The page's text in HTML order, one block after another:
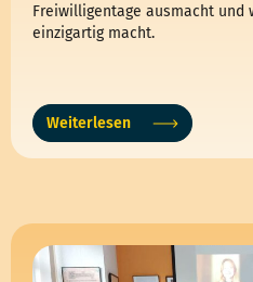
Freiwilligentage ausmacht und
einzigartig macht.
Weiterlesen